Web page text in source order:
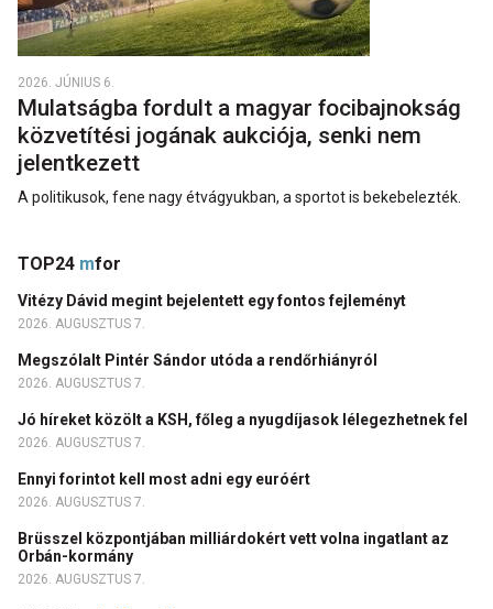
2026. JÚNIUS 6.
Mulatságba fordult a magyar focibajnokság
közvetítési jogának aukciója, senki nem
jelentkezett
A politikusok, fene nagy étvágyukban, a sportot is bekebelezték.
TOP24 mfor
Vitézy Dávid megint bejelentett egy fontos fejleményt
2026. AUGUSZTUS 7.
Megszólalt Pintér Sándor utóda a rendőrhiányról
2026. AUGUSZTUS 7.
Jó híreket közölt a KSH, főleg a nyugdíjasok lélegezhetnek fel
2026. AUGUSZTUS 7.
Ennyi forintot kell most adni egy euróért
2026. AUGUSZTUS 7.
Brüsszel központjában milliárdokért vett volna ingatlant az
Orbán-kormány
2026. AUGUSZTUS 7.